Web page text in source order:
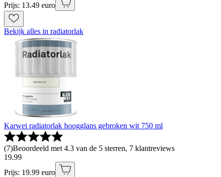
Prijs: 13.49 euro
Bekijk alles in radiatorlak
Karwei radiatorlak hoogglans gebroken wit 750 ml
(7)Beoordeeld met 4.3 van de 5 sterren, 7 klantreviews
19.99
Prijs: 19.99 euro